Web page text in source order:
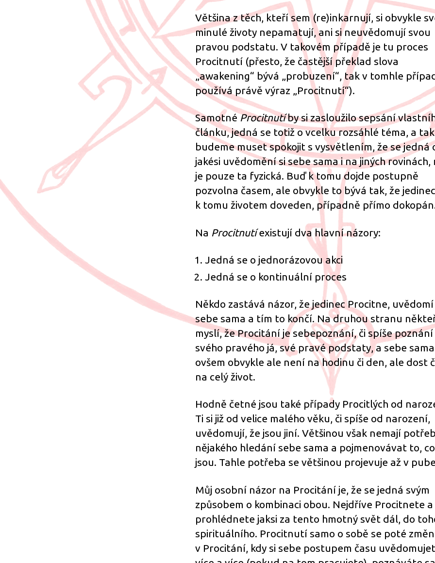
Většina z těch, kteří sem (re)inkarnují, si obvykle
minulé životy nepamatují, ani si neuvědomují svou
pravou podstatu. V takovém případě je tu proces
Procitnutí (přesto, že častější překlad slova
„awakening“ bývá „probuzení“, tak v tomhle
používá právě výraz „Procitnutí“).
SamotnéProcitnutíby si zasloužilo sepsání
článku, jedná se totiž o vcelku rozsáhlé téma, a
budeme muset spokojit s vysvětlením, že se jedná
jakési uvědomění si sebe sama i na jiných rovinách,
je pouze ta fyzická. Buď k tomu dojde postupně
pozvolna časem, ale obvykle to bývá tak, že
k tomu životem doveden, případně přímo
Na Procitnutíexistují dva hlavní názory:
Jedná se o jednorázovou akci
Jedná se o kontinuální proces
Někdo zastává názor, že jedinec Procitne, uvědomí
sebe sama a tím to končí. Na druhou stranu
myslí, že Procitání je sebepoznání, či spíše poznání
svého pravého já, své pravé podstaty, a sebe
ovšem obvykle ale není na hodinu či den, ale dost
na celý život.
Hodně četné jsou také případy Procitlých od
Ti si již od velice malého věku, či spíše od narození,
uvědomují, že jsou jiní. Většinou však nemají
nějakého hledání sebe sama a pojmenovávat to, co
jsou. Tahle potřeba se většinou projevuje až v
Můj osobní názor na Procitání je, že se jedná svým
způsobem o kombinaci obou. Nejdříve Procitnete a
prohlédnete jaksi za tento hmotný svět dál, do
spirituálního. Procitnutí samo o sobě se poté
v Procitání, kdy si sebe postupem času